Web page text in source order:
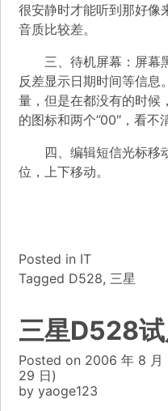
很安静时才能听到那好像
音质比较差。
三、待机屏幕：屏幕
反差显示日期时间等信息
量，但是在都没有的时候
的图标和两个”00″，看不
四、编辑短信光标移
位，上下移动。
Posted in IT
Tagged D528, 三星
三星D528
Posted on 2006 年 8 月
29 日)
by yaoge123